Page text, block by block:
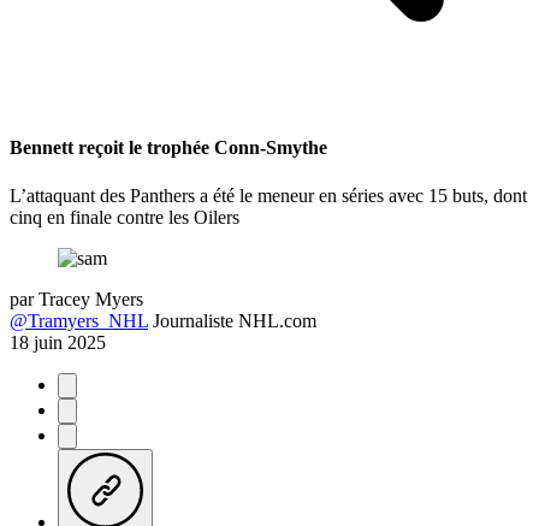
Bennett reçoit le trophée Conn-Smythe
L’attaquant des Panthers a été le meneur en séries avec 15 buts, dont
cinq en finale contre les Oilers
par Tracey Myers
@Tramyers_NHL Journaliste NHL.com
18 juin 2025